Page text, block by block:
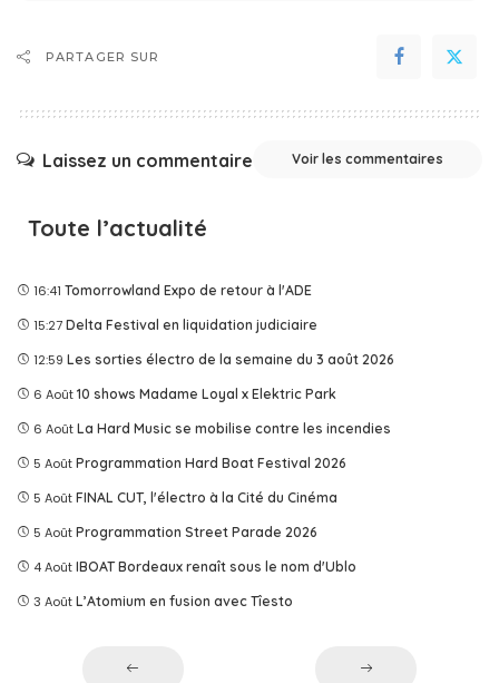
PARTAGER SUR
Laissez un commentaire Voir les commentaires
Toute l’actualité
16:41 Tomorrowland Expo de retour à l'ADE
15:27 Delta Festival en liquidation judiciaire
12:59 Les sorties électro de la semaine du 3 août 2026
6 Août 10 shows Madame Loyal x Elektric Park
6 Août La Hard Music se mobilise contre les incendies
5 Août Programmation Hard Boat Festival 2026
5 Août FINAL CUT, l'électro à la Cité du Cinéma
5 Août Programmation Street Parade 2026
4 Août IBOAT Bordeaux renaît sous le nom d'Ublo
3 Août L’Atomium en fusion avec Tîesto